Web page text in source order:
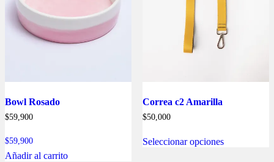
Bowl Rosado
$59,900
$59,900
Añadir al carrito
Correa c2 Amarilla
$50,000
Seleccionar opcionesproducto